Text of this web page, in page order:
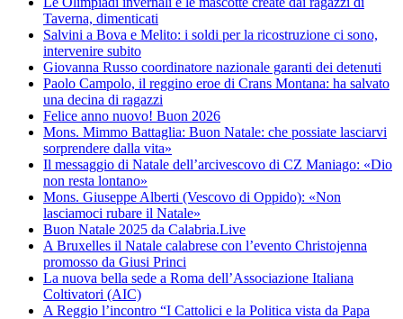
Taverna, dimenticati
Salvini a Bova e Melito: i soldi per la ricostruzione ci sono,
intervenire subito
Giovanna Russo coordinatore nazionale garanti dei detenuti
Paolo Campolo, il reggino eroe di Crans Montana: ha salvato
una decina di ragazzi
Felice anno nuovo! Buon 2026
Mons. Mimmo Battaglia: Buon Natale: che possiate lasciarvi
sorprendere dalla vita»
Il messaggio di Natale dell’arcivescovo di CZ Maniago: «Dio
non resta lontano»
Mons. Giuseppe Alberti (Vescovo di Oppido): «Non
lasciamoci rubare il Natale»
Buon Natale 2025 da Calabria.Live
A Bruxelles il Natale calabrese con l’evento Christojenna
promosso da Giusi Princi
La nuova bella sede a Roma dell’Associazione Italiana
Coltivatori (AIC)
A Reggio l’incontro “I Cattolici e la Politica vista da Papa